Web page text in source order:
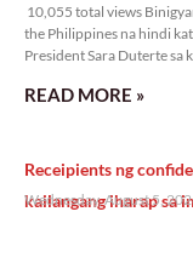
10,055 total views
the Philippines na hindi
President Sara Duterte sa
READ MORE »
Receipients ng
kailangang iharap sa
Wednesday, August 5,